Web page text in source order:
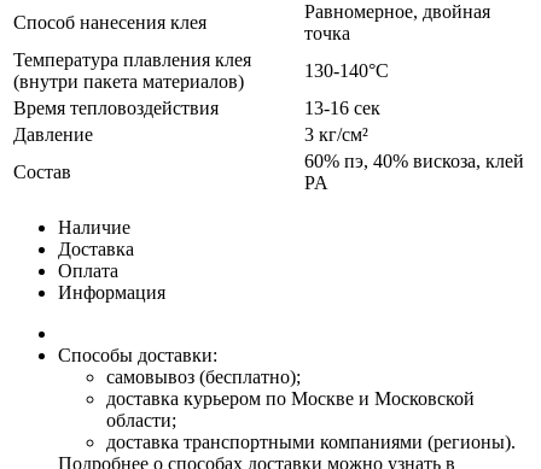
Способ нанесения клея
Равномерное, двойная
точка
Температура плавления клея
(внутри пакета материалов)
130-140°С
Время тепловоздействия
13-16 сек
Давление
3 кг/см²
Состав
60% пэ, 40% вискоза, клей
PA
Наличие
Доставка
Оплата
Информация
Способы доставки:
самовывоз (бесплатно);
доставка курьером по Москве и Московской
области;
доставка транспортными компаниями (регионы).
Подробнее о способах доставки можно узнать в